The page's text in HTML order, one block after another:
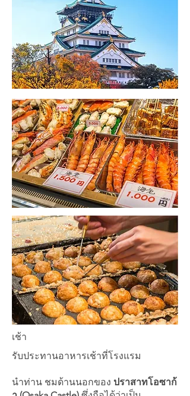
เช้า
รับประทานอาหารเช้าที่โรงแรม
นำท่าน ชมด้านนอกของ ปราสาทโอซาก้